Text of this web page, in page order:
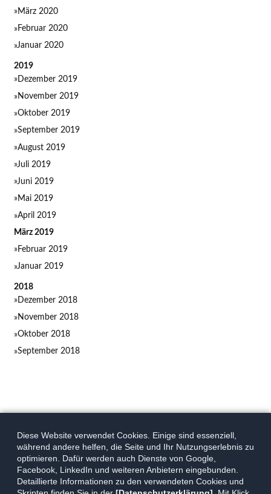
März 2020
Februar 2020
Januar 2020
2019
Dezember 2019
November 2019
Oktober 2019
September 2019
August 2019
Juli 2019
Juni 2019
Mai 2019
April 2019
März 2019
Februar 2019
Januar 2019
2018
Dezember 2018
November 2018
Oktober 2018
September 2018
Diese Website verwendet Cookies. Einige sind essenziell,
während andere helfen, die Seite und Ihr Nutzungserlebnis zu
optimieren. Dafür werden auch Dienste von Google,
Facebook, LinkedIn und weiteren Anbietern eingebunden.
Detaillierte Informationen zu den verwendeten Cookies und